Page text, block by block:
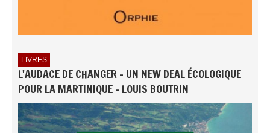
LIVRES
L'AUDACE DE CHANGER - UN NEW DEAL ÉCOLOGIQUE
POUR LA MARTINIQUE - LOUIS BOUTRIN